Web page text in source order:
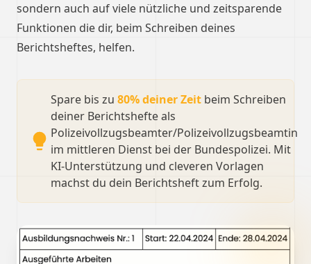
sondern auch auf viele nützliche und zeitsparende
Funktionen die dir, beim Schreiben deines
Berichtsheftes, helfen.
Spare bis zu 80% deiner Zeit beim Schreiben
deiner Berichtshefte als
Polizeivollzugsbeamter/Polizeivollzugsbeamtin
im mittleren Dienst bei der Bundespolizei. Mit
KI-Unterstützung und cleveren Vorlagen
machst du dein Berichtsheft zum Erfolg.